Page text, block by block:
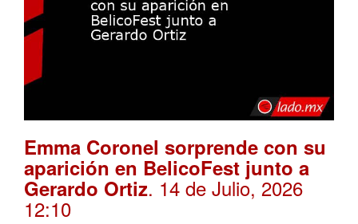
Emma Coronel sorprende con su
aparición en BelicoFest junto a
Gerardo Ortiz. 14 de Julio, 2026
12:10